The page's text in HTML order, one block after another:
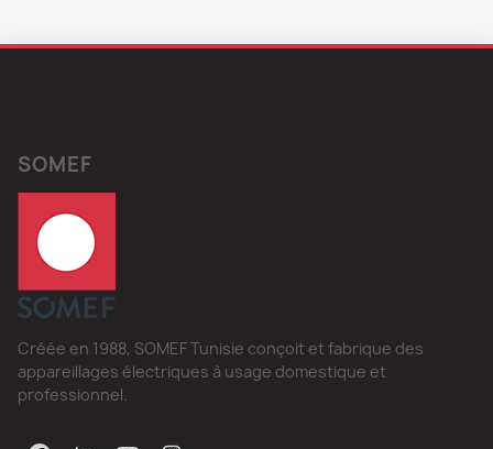
SOMEF
Créée en 1988, SOMEF Tunisie conçoit et fabrique des
appareillages électriques à usage domestique et
professionnel.